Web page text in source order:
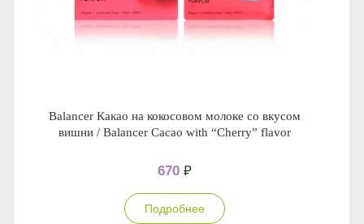
Balancer Какао на кокосовом молоке со вкусом
вишни / Balancer Cacao with “Cherry” flavor
670 ₽
Подробнее